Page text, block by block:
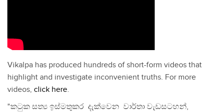
Vikalpa has produced hundreds of short-form videos that
highlight and investigate inconvenient truths. For more
videos, click here.
"කටුක සත්‍ය ඉස්මතුකර දැක්වෙන වාර්තා වැඩසටහන්,